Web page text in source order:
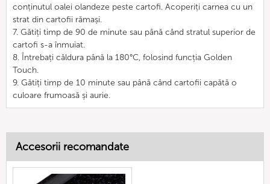
conținutul oalei olandeze peste cartofi. Acoperiți carnea cu un
strat din cartofii rămași.
7. Gătiți timp de 90 de minute sau până când stratul superior de
cartofi s-a înmuiat.
8. Întrebați căldura până la 180°C, folosind funcția Golden
Touch.
9. Gătiți timp de 10 minute sau până când cartofii capătă o
culoare frumoasă și aurie.
Accesorii recomandate